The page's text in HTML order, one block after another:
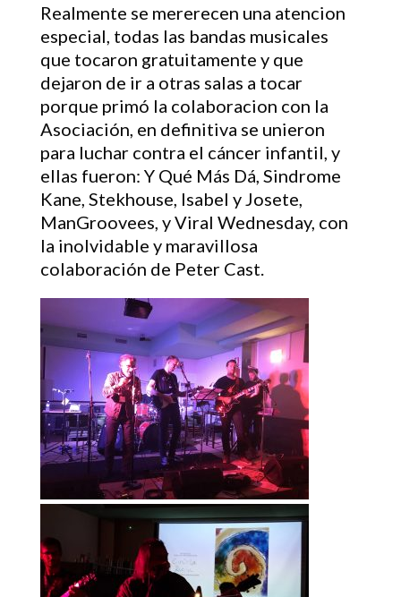
Realmente se mererecen una atencion
especial, todas las bandas musicales
que tocaron gratuitamente y que
dejaron de ir a otras salas a tocar
porque primó la colaboracion con la
Asociación, en definitiva se unieron
para luchar contra el cáncer infantil, y
ellas fueron: Y Qué Más Dá, Sindrome
Kane, Stekhouse, Isabel y Josete,
ManGroovees, y Viral Wednesday, con
la inolvidable y maravillosa
colaboración de Peter Cast.